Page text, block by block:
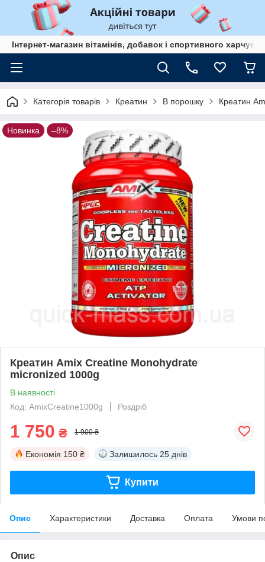
Інтернет-магазин вітамінів, добавок і спортивного
Категорія товарів Креатин В порошку Креатин
Новинка –8%
Креатин Amix Creatine Monohydrate
micronized 1000g
В наявності
Код: AmixCreatine1000g
Роздріб
1 750 ₴ 1 900 ₴
Економія 150 ₴ Залишилось 25 днів
Купити
Опис Характеристики Доставка Оплата Умови
Опис